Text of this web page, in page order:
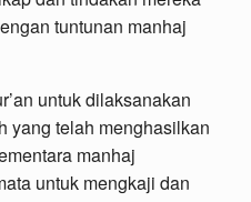
tuntunan manhaj
untuk dilaksanakan
yang telah menghasilkan
manhaj
untuk mengkaji dan